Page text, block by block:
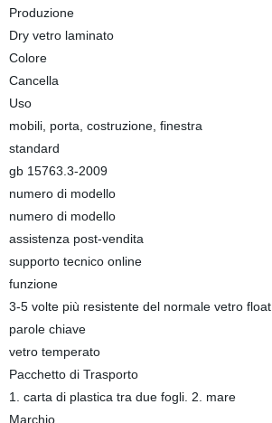
Produzione
Dry vetro laminato
Colore
Cancella
Uso
mobili, porta, costruzione, finestra
standard
gb 15763.3-2009
numero di modello
numero di modello
assistenza post-vendita
supporto tecnico online
funzione
3-5 volte più resistente del normale vetro float
parole chiave
vetro temperato
Pacchetto di Trasporto
1. carta di plastica tra due fogli. 2. mare
Marchio